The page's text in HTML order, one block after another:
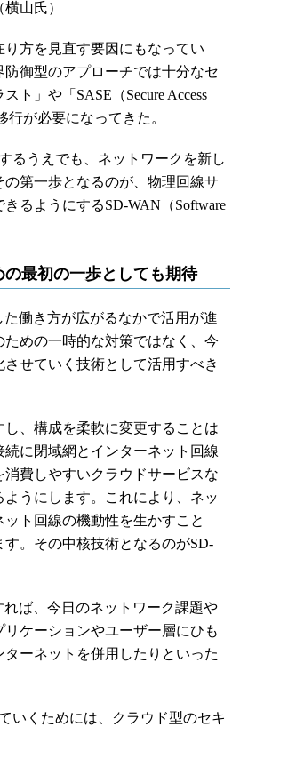
山氏）
方を見直す要因にもなってい
御型のアプローチでは十分なセ
ト」や「SASE（Secure Access
行が必要になってきた。
るうえでも、ネットワークを新し
第一歩となるのが、物理回線サ
るようにするSD-WAN（Software
最初の一歩としても期待
働き方が広がるなかで活用が進
めの一時的な対策ではなく、今
せていく技術として活用すべき
、構成を柔軟に変更することは
に閉域網とインターネット回線
費しやすいクラウドサービスな
うにします。これにより、ネッ
ト回線の機動性を生かすこと
。その中核技術となるのがSD-
ば、今日のネットワーク課題や
ケーションやユーザー層にひも
ーネットを併用したりといった
いくためには、クラウド型のセキ